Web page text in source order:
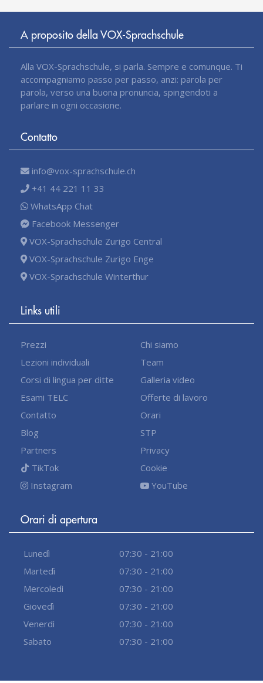
A proposito della VOX-Sprachschule
Alla VOX-Sprachschule, si parla. Sempre e comunque. Ti
accompagniamo passo per passo, anzi: parola per
parola, verso una buona pronuncia, spingendoti a
parlare in ogni occasione.
Contatto
info@vox-sprachschule.ch
+41 44 221 11 33
WhatsApp Chat
Facebook Messenger
VOX-Sprachschule Zurigo Central
VOX-Sprachschule Zurigo Enge
VOX-Sprachschule Winterthur
Links utili
Prezzi
Lezioni individuali
Corsi di lingua per ditte
Esami TELC
Contatto
Blog
Partners
TikTok
Instagram
Chi siamo
Team
Galleria video
Offerte di lavoro
Orari
STP
Privacy
Cookie
YouTube
Orari di apertura
Lunedì
07:30 - 21:00
Martedì
07:30 - 21:00
Mercoledì
07:30 - 21:00
Giovedì
07:30 - 21:00
Venerdì
07:30 - 21:00
Sabato
07:30 - 21:00